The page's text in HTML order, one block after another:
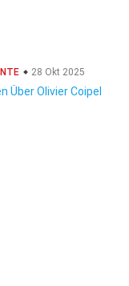
28 Okt 2025
Über Olivier Coipel